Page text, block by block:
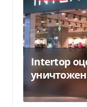
Intertop
450 млн грн